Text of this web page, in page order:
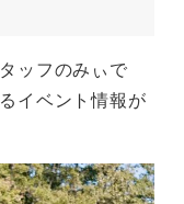
ッフのみぃで
イベント情報が